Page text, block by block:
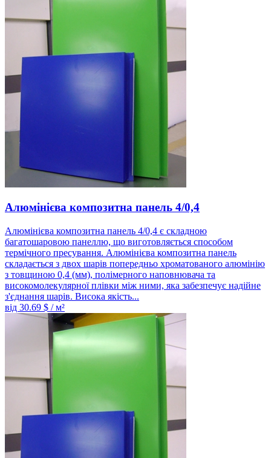
Алюмінієва композитна панель 4/0,4
Алюмінієва композитна панель 4/0,4 є складною
багатошаровою панеллю, що виготовляється способом
термічного пресування. Алюмінієва композитна панель
складається з двох шарів попередньо хроматованого алюмінію
з товщиною 0,4 (мм), полімерного наповнювача та
високомолекулярної плівки між ними, яка забезпечує надійне
з'єднання шарів. Висока якість...
від 30.69 $ / м²